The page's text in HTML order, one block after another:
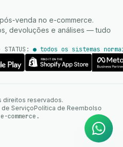
venda no e-commerce.
devoluções e análises — tudo
● todos os sistemas
direitos reservados.
de ServiçoPolítica de Reembolso
commerce.
WhatsApp